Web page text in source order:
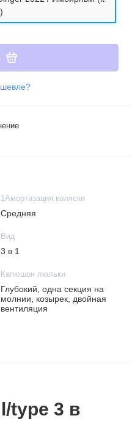
1Амортизация коляски
Средняя
Вид
3 в 1
Капюшон люльки
Глубокий, одна секция на
молнии, козырек, двойная
вентиляция
type 3 в